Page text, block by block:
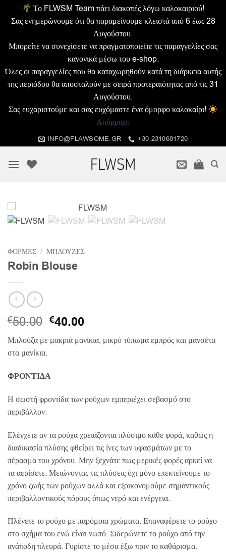
Το FLWSM Team πάει διακοπές λόγω καλοκαιριού!
Σας ενημερώνουμε ότι θα παραμείνουμε κλειστά από 6 έως 28
Αυγούστου.
Μπορείτε να συνεχίσετε να πραγματοποιείτε τις παραγγελίες σας
κανονικά μέσω του e-shop.
Όλες οι παραγγελίες που θα καταχωρηθούν κατά τη διάρκεια αυτής
της περιόδου θα αποσταλούν με σειρά προτεραιότητας από τις 31
Αυγούστου.
Σας ευχαριστούμε και σας ευχόμαστε ένα όμορφο καλοκαίρι!
Απόρριψη
στο
περιεχόμενο
INFO@FLAWSOME.GR +30 2310681720
ΦΟΡΜΕΣ / ΜΠΛΟΥΖΕΣ
Robin Blouse
€50.00 Original
price
was:
€40.00Η
τρέχουσα
τιμή
Μπλούζα με μακριά μανίκια, μικρό τύπωμα εμπρός και μανσέτα
στα μανίκια.
ΦΡΟΝΤΙΔΑ
Η σωστή φροντίδα των ρούχων εμπεριέχει σεβασμό στο
περιβάλλον.
Ελέγχετε αν τα ρούχα χρειάζονται πλύσιμο κάθε φορά, καθώς η
διαδικασία πλύσης φθείρει τις ίνες των υφασμάτων με το
πέρασμα του χρόνου. Μην ξεχνάτε πως μερικές φορές αρκεί να
τα αερίσετε. Μειώνοντας τις πλύσεις όχι μόνο επεκτείνουμε το
χρόνο ζωής των ρούχων αλλά και εξοικονομούμε σημαντικούς
περιβαλλοντικούς πόρους όπως νερό και ενέργεια.
Πλένετε το ρούχο με παρόμοια χρώματα. Επαναφέρετε το ρούχο
στο σχήμα του ενώ είναι νωπό. Σιδερώνετε το ρούχο από την
ανάποδη πλευρά. Γυρίστε το μέσα έξω πριν το καθάρισμα.